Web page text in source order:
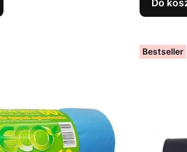
Do
Bestseller